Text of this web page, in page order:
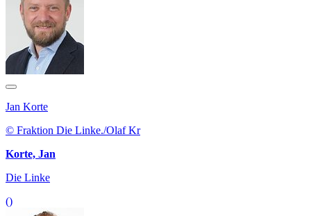
Jan Korte
© Fraktion Die Linke./Olaf Kr
Korte, Jan
Die Linke
()